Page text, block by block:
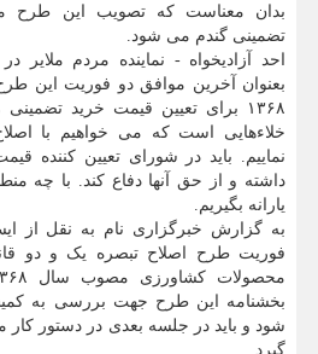
بدان معناست که تصویب این طرح
تضمینی گندم می شود.
احد آزادیخواه - نماینده مردم
بعنوان آخرین موافق دو فوریت این
۱۳۶۸ برای تعیین قیمت خرید
خلاءهایی است که می خواهیم با
نماییم. باید در شورای تعیین کننده
داشته و از حق آنها دفاع کند. با چه
یارانه بگیریم.
به گزارش خبرگزاری نام به نقل از
فوریت طرح اصلاح تبصره یک و دو
بخشنامه این طرح جهت بررسی به
شود و باید در جلسه بعدی در دستور
گیرد.